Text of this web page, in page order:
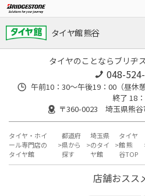
タイヤ館 熊谷
タイヤのことならブリヂ
048-
午前10：30～午後19：00（昼
終了 18：
〒360-0023 埼玉県熊谷
タイヤ・ホイ
ール専門店の
タイヤ館
都道府
県から
探す
埼玉県
のタイ
ヤ館
タイヤ
館 熊
谷TOP
店舗おスス